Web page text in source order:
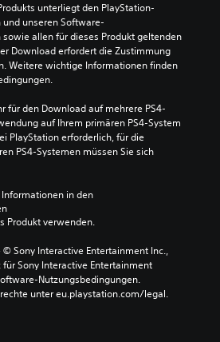
unterliegt den PlayStation-
unseren Software-
allen für dieses Produkt geltenden
Download erfordert die Zustimmung
Weitere wichtige Informationen finden
für den Download auf mehrere PS4-
auf Ihrem primären PS4-System
PlayStation erforderlich, für die
PS4-Systemen müssen Sie sich
in den
Produkt verwenden.
Sony Interactive Entertainment Inc.,
Sony Interactive Entertainment
Nutzungsbedingungen.
unter eu.playstation.com/legal.